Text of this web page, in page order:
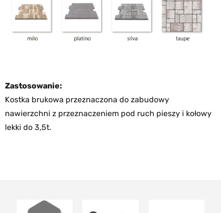
Zastosowanie:
Kostka brukowa przeznaczona do zabudowy
nawierzchni z przeznaczeniem pod ruch pieszy i kołowy
lekki do 3,5t.